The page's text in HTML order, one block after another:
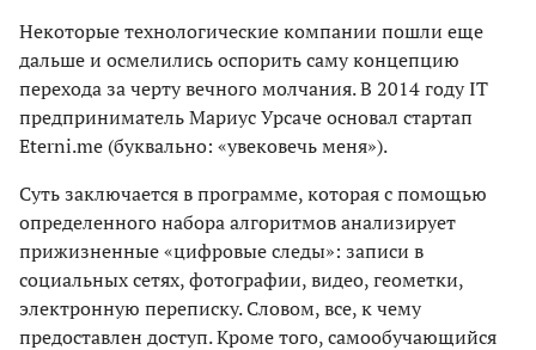
Некоторые технологические компании пошли еще
дальше и осмелились оспорить саму концепцию
перехода за черту вечного молчания. В 2014 году IT
предприниматель Мариус Урсаче основал стартап
Eterni.me (буквально: «увековечь меня»).
Суть заключается в программе, которая с помощью
определенного набора алгоритмов анализирует
прижизненные «цифровые следы»: записи в
социальных сетях, фотографии, видео, геометки,
электронную переписку. Словом, все, к чему
предоставлен доступ. Кроме того, самообучающийся